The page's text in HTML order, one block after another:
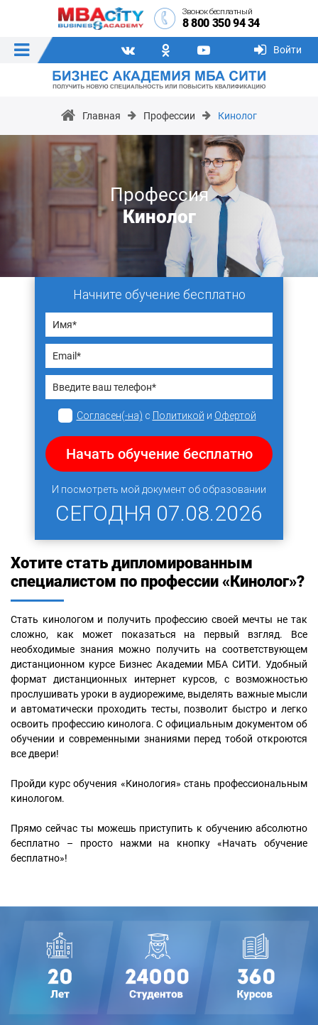
Звонок бесплатный
8 800 350 94 34
Войти
Главная Профессии Кинолог
Профессия
Кинолог
Начните обучение бесплатно
Согласен(-на) с Политикой и Офертой
Начать обучение бесплатно
И посмотреть мой документ об образовании
СЕГОДНЯ 07.08.2026
Хотите стать дипломированным
специалистом по профессии «Кинолог»?
Стать кинологом и получить профессию своей мечты не так
сложно, как может показаться на первый взгляд. Все
необходимые знания можно получить на соответствующем
дистанционном курсе Бизнес Академии МБА СИТИ. Удобный
формат дистанционных интернет курсов, с возможностью
прослушивать уроки в аудиорежиме, выделять важные мысли
и автоматически проходить тесты, позволит быстро и легко
освоить профессию кинолога. С официальным документом об
обучении и современными знаниями перед тобой откроются
все двери!
Пройди курс обучения «Кинология» стань профессиональным
кинологом.
Прямо сейчас ты можешь приступить к обучению абсолютно
бесплатно – просто нажми на кнопку «Начать обучение
бесплатно»!